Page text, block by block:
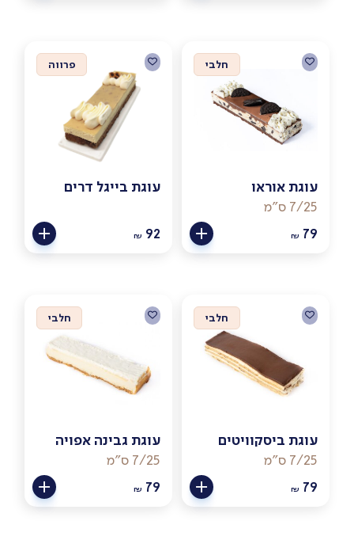
חלבי
עוגת אוראו
7/25 ס"מ
₪ 79
פרווה
עוגת בייגל דרים
₪ 92
חלבי
עוגת ביסקוויטים
7/25 ס"מ
₪ 79
חלבי
עוגת גבינה אפויה
7/25 ס"מ
₪ 79